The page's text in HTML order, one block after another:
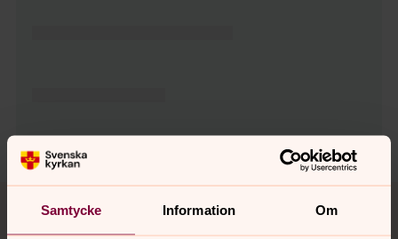
Samtycke Information Om
Tillbaka till toppen
Tillbaka till innehållet